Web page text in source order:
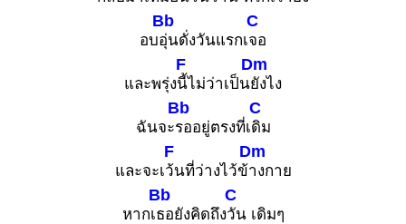
อบ
Bb
อุ่นดั่งวันแรกเ
C
จอ
และพรุ่ง
F
นี้ไม่ว่าเป็น
Dm
ยังไง
ฉันจะ
Bb
รออยู่ตรงที่เ
C
ดิม
และจะเ
F
ว้นที่ว่างไว้ข้
Dm
างกาย
หากเ
Bb
ธอยังคิดถึง
C
วัน เดิมๆ